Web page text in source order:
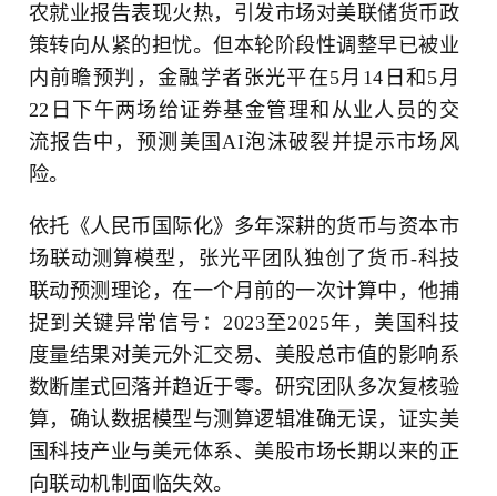
农就业报告表现火热，引发市场对美联储货币政
策转向从紧的担忧。但本轮阶段性调整早已被业
内前瞻预判，金融学者张光平在5月14日和5月
22日下午两场给证券基金管理和从业人员的交
流报告中，预测美国AI泡沫破裂并提示市场风
险。
依托《人民币国际化》多年深耕的货币与资本市
场联动测算模型，张光平团队独创了货币-科技
联动预测理论，在一个月前的一次计算中，他捕
捉到关键异常信号：2023至2025年，美国科技
度量结果对美元外汇交易、美股总市值的影响系
数断崖式回落并趋近于零。研究团队多次复核验
算，确认数据模型与测算逻辑准确无误，证实美
国科技产业与美元体系、美股市场长期以来的正
向联动机制面临失效。